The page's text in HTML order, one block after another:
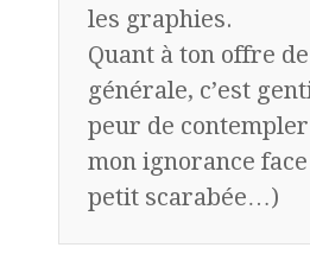
les graphies.
Quant à ton offre
générale, c’est
peur de contempler
mon ignorance
petit scarabée…)